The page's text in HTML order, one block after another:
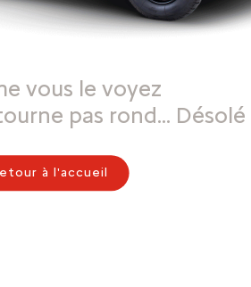
vous le voyez
pas rond… Désolé
à l'accueil